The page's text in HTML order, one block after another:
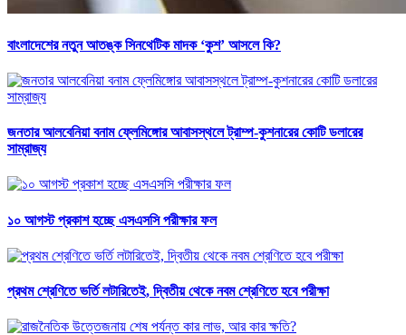
বাংলাদেশের নতুন আতঙ্ক সিনথেটিক মাদক ‘কুশ’ আসলে কি?
জনতার আলবেনিয়া বনাম ফ্লেমিঙ্গোর আবাসস্থলে ট্রাম্প-কুশনারের কোটি ডলারের
সাম্রাজ্য
১০ আগস্ট প্রকাশ হচ্ছে এসএসসি পরীক্ষার ফল
প্রথম শ্রেণিতে ভর্তি লটারিতেই, দ্বিতীয় থেকে নবম শ্রেণিতে হবে পরীক্ষা